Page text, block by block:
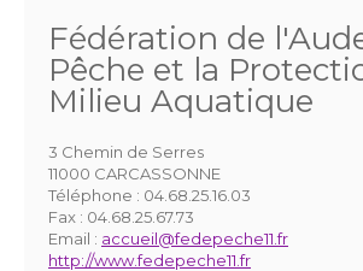
Fédération de
Pêche et la
Milieu Aquatique
3 Chemin de Serres
11000 CARCASSONNE
Téléphone : 04.68.25.16.03
Fax : 04.68.25.67.73
Email : accueil@fedepeche11.fr
http://www.fedepeche11.fr